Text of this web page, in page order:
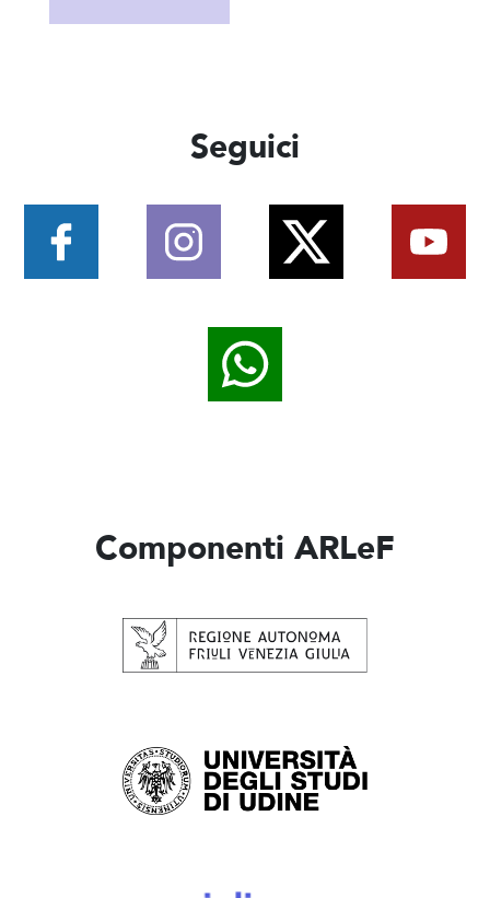
Seguici
Componenti ARLeF